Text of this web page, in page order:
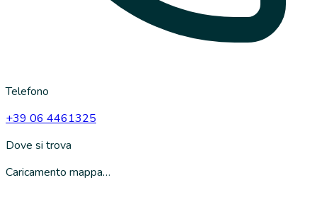
Telefono
+39 06 4461325
Dove si trova
Caricamento mappa…